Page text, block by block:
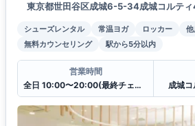
東京都世田谷区成城6-5-34成城コルティ
シューズレンタル 常温ヨガ ロッカー 他
無料カウンセリング
駅から5分以内
営業時間
全日 10:00〜20:00(最終チェックイン19:30)
成城コ